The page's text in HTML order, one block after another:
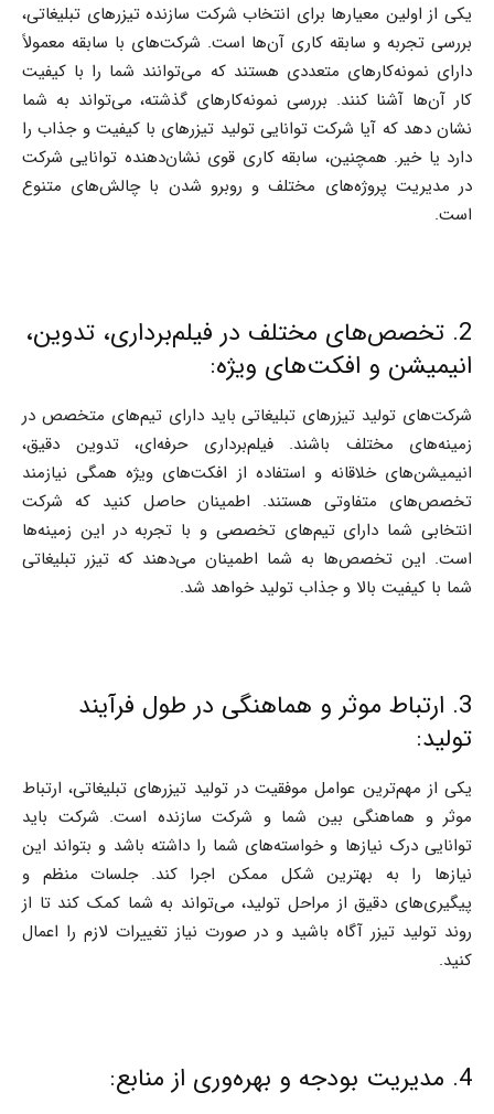
یکی از اولین معیارها برای انتخاب شرکت سازنده تیزرهای تبلیغاتی،
بررسی تجربه و سابقه کاری آن‌ها است. شرکت‌های با سابقه معمولاً
دارای نمونه‌کارهای متعددی هستند که می‌توانند شما را با کیفیت
کار آن‌ها آشنا کنند. بررسی نمونه‌کارهای گذشته، می‌تواند به شما
نشان دهد که آیا شرکت توانایی تولید تیزرهای با کیفیت و جذاب را
دارد یا خیر. همچنین، سابقه کاری قوی نشان‌دهنده توانایی شرکت
در مدیریت پروژه‌های مختلف و روبرو شدن با چالش‌های متنوع
است.
2. تخصص‌های مختلف در فیلم‌برداری، تدوین،
انیمیشن و افکت‌های ویژه:
شرکت‌های تولید تیزرهای تبلیغاتی باید دارای تیم‌های متخصص در
زمینه‌های مختلف باشند. فیلم‌برداری حرفه‌ای، تدوین دقیق،
انیمیشن‌های خلاقانه و استفاده از افکت‌های ویژه همگی نیازمند
تخصص‌های متفاوتی هستند. اطمینان حاصل کنید که شرکت
انتخابی شما دارای تیم‌های تخصصی و با تجربه در این زمینه‌ها
است. این تخصص‌ها به شما اطمینان می‌دهند که تیزر تبلیغاتی
شما با کیفیت بالا و جذاب تولید خواهد شد.
3. ارتباط موثر و هماهنگی در طول فرآیند
تولید:
یکی از مهم‌ترین عوامل موفقیت در تولید تیزرهای تبلیغاتی، ارتباط
موثر و هماهنگی بین شما و شرکت سازنده است. شرکت باید
توانایی درک نیازها و خواسته‌های شما را داشته باشد و بتواند این
نیازها را به بهترین شکل ممکن اجرا کند. جلسات منظم و
پیگیری‌های دقیق از مراحل تولید، می‌تواند به شما کمک کند تا از
روند تولید تیزر آگاه باشید و در صورت نیاز تغییرات لازم را اعمال
کنید.
4. مدیریت بودجه و بهره‌وری از منابع: